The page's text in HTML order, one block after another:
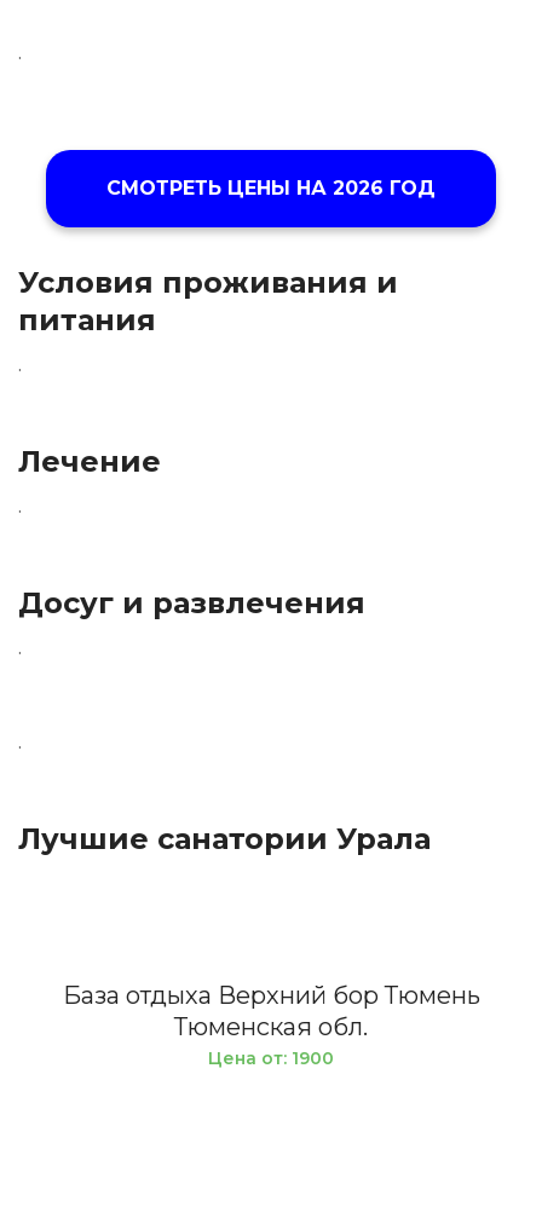
.
СМОТРЕТЬ ЦЕНЫ НА 2026 ГОД
Условия проживания и
питания
.
Лечение
.
Досуг и развлечения
.
.
Лучшие санатории Урала
База отдыха Верхний бор Тюмень
Тюменская обл.
Цена от: 1900